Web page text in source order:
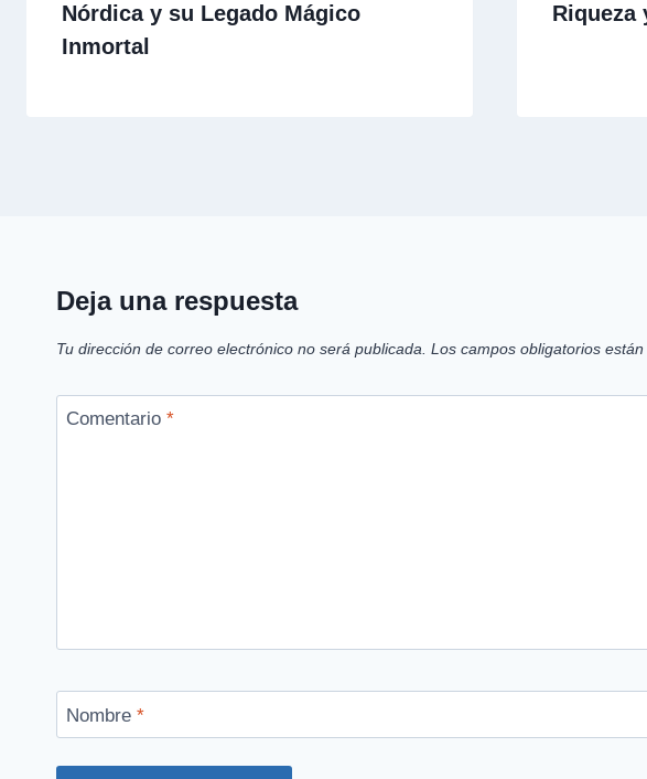
Nórdica y su Legado Mágico
Inmortal
Riqueza
Deja una respuesta
Tu dirección de correo electrónico no será publicada. Los campos obligatorios
Comentario *
Nombre *